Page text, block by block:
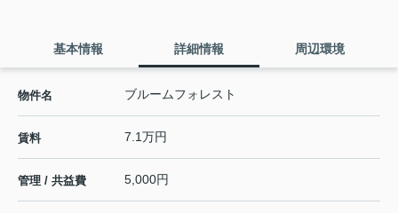
基本情報 詳細情報 周辺環境
物件名 ブルームフォレスト
賃料 7.1万円
管理 / 共益費 5,000円